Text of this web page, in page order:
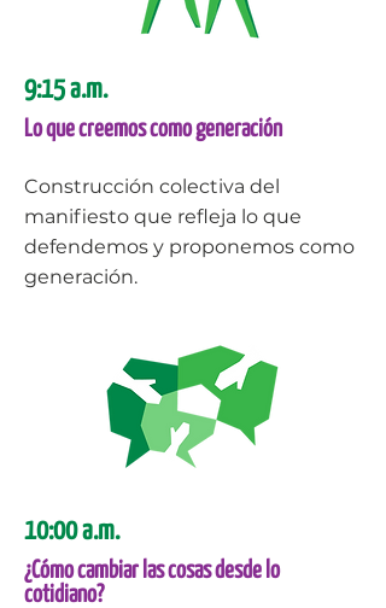
9:15 a.m.
Lo que creemos como generación
Construcción colectiva del
manifiesto que refleja lo que
defendemos y proponemos como
generación.
10:00 a.m.
¿Cómo cambiar las cosas desde lo
cotidiano?